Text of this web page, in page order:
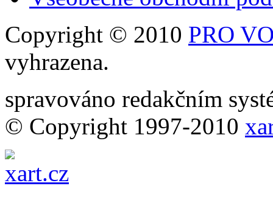
Copyright © 2010 PRO
vyhrazena.
spravováno redakčním
© Copyright 1997-2010